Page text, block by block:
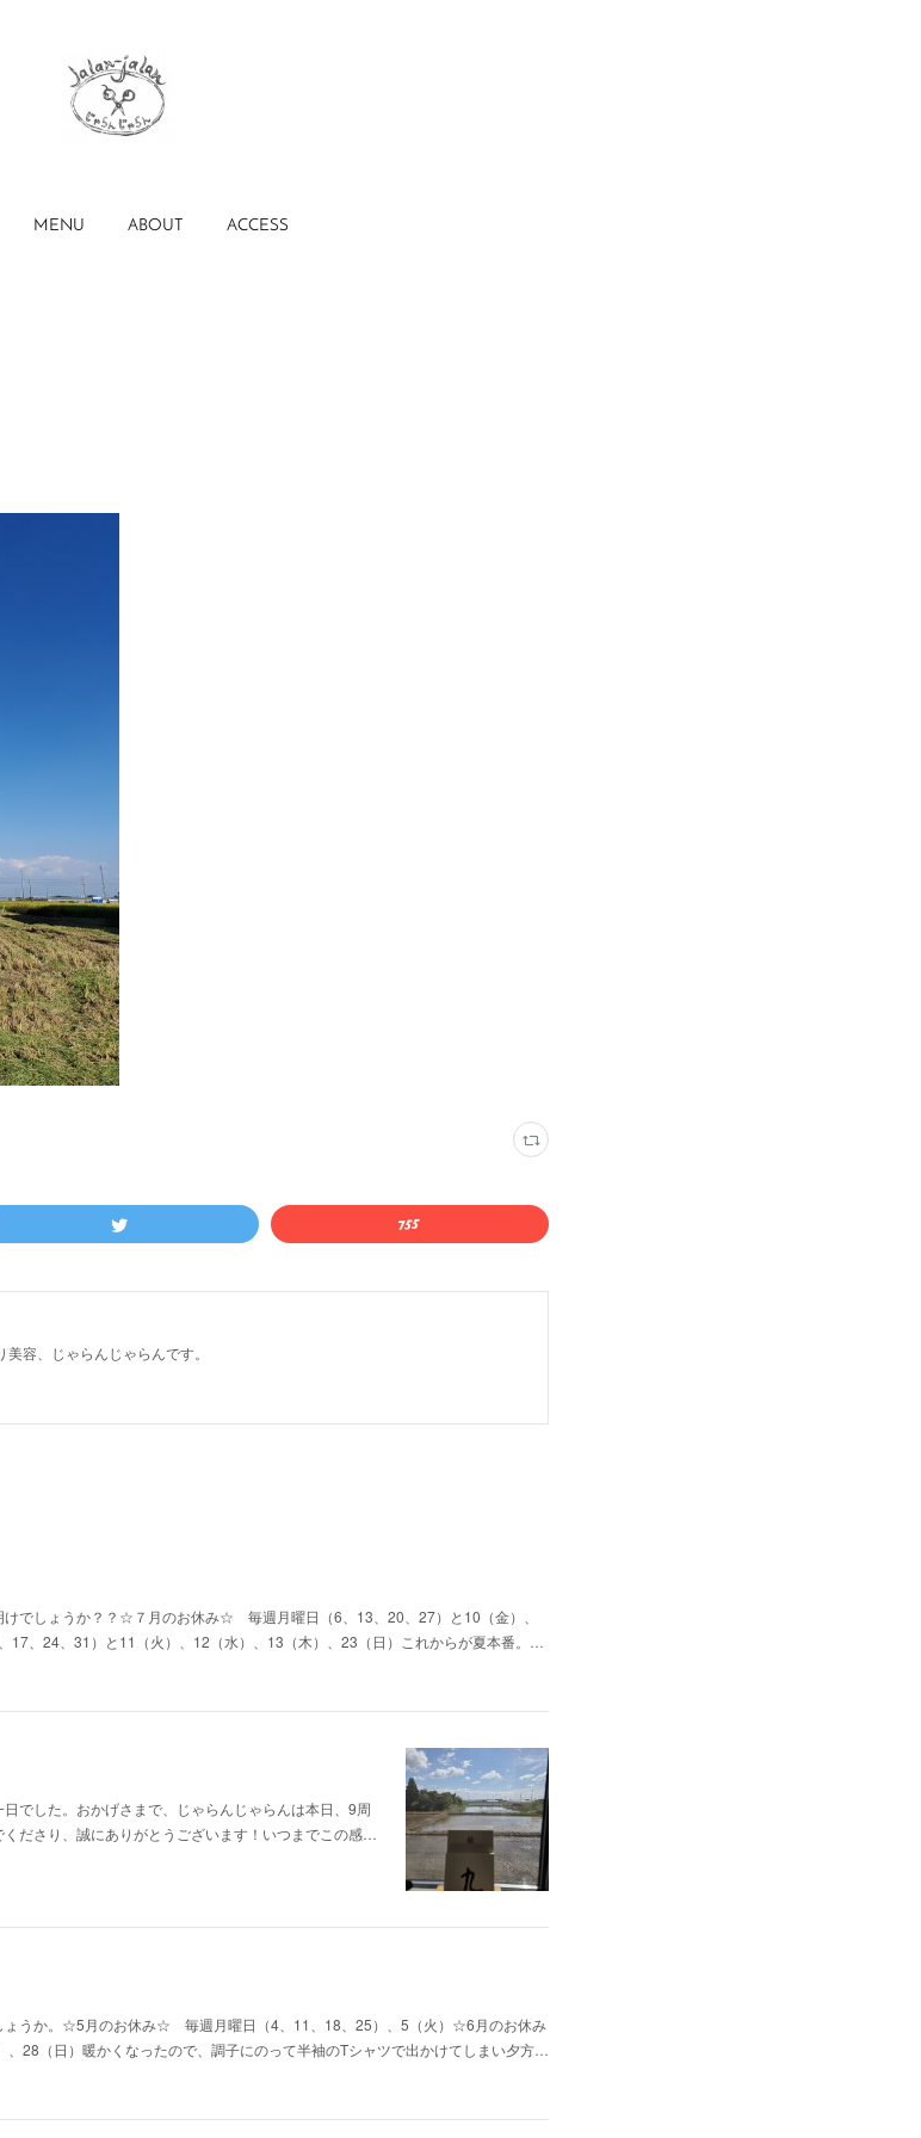
MENU ABOUT ACCESS
容、じゃらんじゃらんです。
けでしょうか？？☆７月のお休み☆ 毎週月曜日（6、13、20、27）と10（金）、
、24、31）と11（火）、12（水）、13（木）、23（日）これからが夏本番。…
でした。おかげさまで、じゃらんじゃらんは本日、9周
ださり、誠にありがとうございます！いつまでこの感…
ょうか。☆5月のお休み☆ 毎週月曜日（4、11、18、25）、5（火）☆6月のお休み
28（日）暖かくなったので、調子にのって半袖のTシャツで出かけてしまい夕方…